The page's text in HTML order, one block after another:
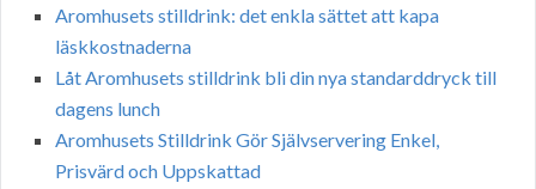
Aromhusets stilldrink: det enkla sättet att kapa
läskkostnaderna
Låt Aromhusets stilldrink bli din nya standarddryck till
dagens lunch
Aromhusets Stilldrink Gör Självservering Enkel,
Prisvärd och Uppskattad